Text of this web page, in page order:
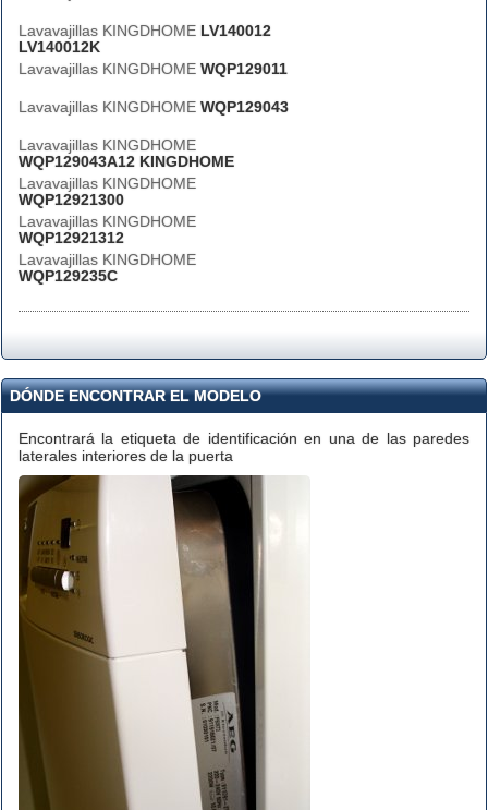
Lavavajillas KINGDHOME LV140012
LV140012K
Lavavajillas KINGDHOME WQP129011
Lavavajillas KINGDHOME WQP129043
Lavavajillas KINGDHOME
WQP129043A12 KINGDHOME
Lavavajillas KINGDHOME
WQP12921300
Lavavajillas KINGDHOME
WQP12921312
Lavavajillas KINGDHOME
WQP129235C
DÓNDE ENCONTRAR EL MODELO
Encontrará la etiqueta de identificación en una de las paredes
laterales interiores de la puerta